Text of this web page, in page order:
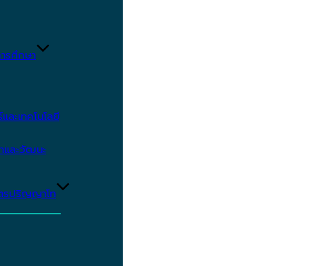
รศึกษา
ะเทคโนโลยี
และวัฒนะ
รปริญญาโท